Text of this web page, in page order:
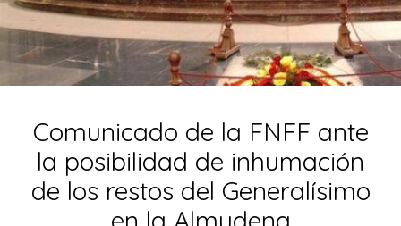
Comunicado de la FNFF ante
la posibilidad de inhumación
de los restos del Generalísimo